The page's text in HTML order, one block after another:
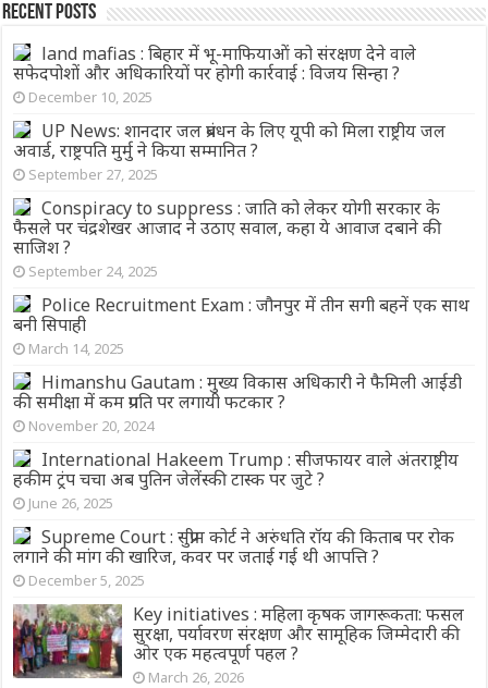
Recent Posts
land mafias : बिहार में भू-माफियाओं को संरक्षण देने वाले
सफेदपोशों और अधिकारियों पर होगी कार्रवाई : विजय सिन्हा ?
December 10, 2025
UP News: शानदार जल प्रबंधन के लिए यूपी को मिला राष्ट्रीय जल
अवार्ड, राष्ट्रपति मुर्मु ने किया सम्मानित ?
September 27, 2025
Conspiracy to suppress : जाति को लेकर योगी सरकार के
फैसले पर चंद्रशेखर आजाद ने उठाए सवाल, कहा ये आवाज दबाने की
साजिश ?
September 24, 2025
Police Recruitment Exam : जौनपुर में तीन सगी बहनें एक साथ
बनी सिपाही
March 14, 2025
Himanshu Gautam : मुख्य विकास अधिकारी ने फैमिली आईडी
की समीक्षा में कम प्रगति पर लगायी फटकार ?
November 20, 2024
International Hakeem Trump : सीजफायर वाले अंतराष्ट्रीय
हकीम ट्रंप चचा अब पुतिन जेलेंस्की टास्क पर जुटे ?
June 26, 2025
Supreme Court : सुप्रीम कोर्ट ने अरुंधति रॉय की किताब पर रोक
लगाने की मांग की खारिज, कवर पर जताई गई थी आपत्ति ?
December 5, 2025
Key initiatives : महिला कृषक जागरूकता: फसल
सुरक्षा, पर्यावरण संरक्षण और सामूहिक जिम्मेदारी की
ओर एक महत्वपूर्ण पहल ?
March 26, 2026